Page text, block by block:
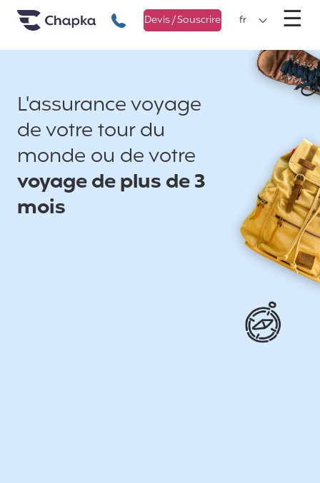
Chapka Assurances Voyages
+33 1 74 85 50 50
Devis / Souscrire fr ☰
L'assurance voyage
de votre tour du
monde ou de votre
voyage de plus de 3
mois